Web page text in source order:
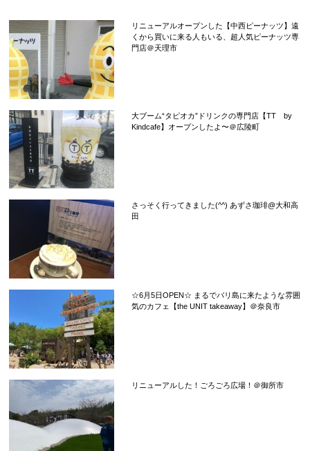
リニューアルオープンした【中西ピーナッツ】遠
くから買いに来る人もいる、超人気ピーナッツ専
門店＠天理市
大ブーム“タピオカ”ドリンクの専門店【TT by
Kindcafe】オープンしたよ〜＠広陵町
さっそく行ってきました(^^) あずさ珈琲@大和高
田
☆6月5日OPEN☆ まるでバリ島に来たような雰囲
気のカフェ【the UNIT takeaway】＠奈良市
リニューアルした！ごろごろ広場！＠御所市